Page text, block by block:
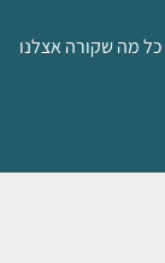
מה שקורה אצלנו